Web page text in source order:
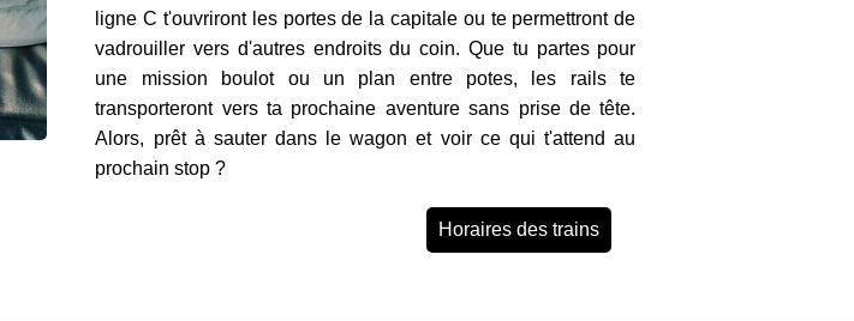
ligne C t'ouvriront les portes de la capitale ou te permettront de
vadrouiller vers d'autres endroits du coin. Que tu partes pour
une mission boulot ou un plan entre potes, les rails te
transporteront vers ta prochaine aventure sans prise de tête.
Alors, prêt à sauter dans le wagon et voir ce qui t'attend au
prochain stop ?
Horaires des trains